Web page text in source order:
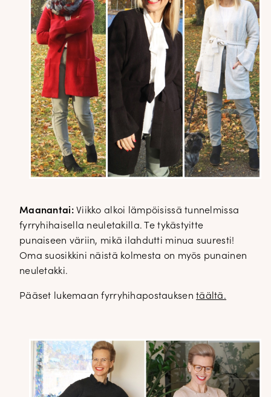
Maanantai: Viikko alkoi lämpöisissä tunnelmissa
fyrryhihaisella neuletakilla. Te tykästyitte
punaiseen väriin, mikä ilahdutti minua suuresti!
Oma suosikkini näistä kolmesta on myös punainen
neuletakki.
Pääset lukemaan fyrryhihapostauksentäältä.